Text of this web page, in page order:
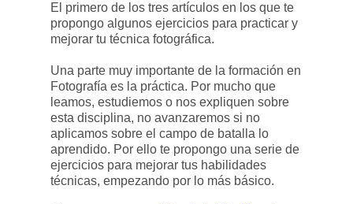
El primero de los tres artículos en los que te
propongo algunos ejercicios para practicar y
mejorar tu técnica fotográfica.
Una parte muy importante de la formación en
Fotografía es la práctica. Por mucho que
leamos, estudiemos o nos expliquen sobre
esta disciplina, no avanzaremos si no
aplicamos sobre el campo de batalla lo
aprendido. Por ello te propongo una serie de
ejercicios para mejorar tus habilidades
técnicas, empezando por lo más básico.